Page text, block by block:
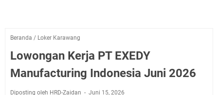
Beranda / Loker Karawang
Lowongan Kerja PT EXEDY
Manufacturing Indonesia Juni 2026
Diposting oleh HRD-Zaidan Juni 15, 2026